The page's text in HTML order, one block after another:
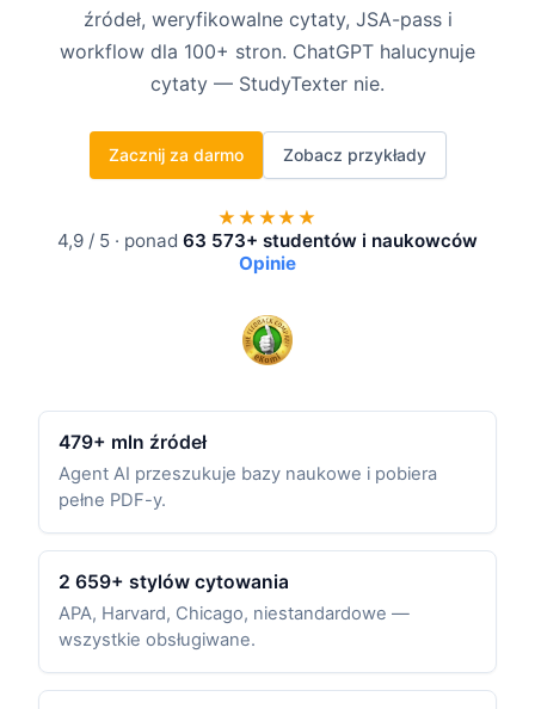
źródeł, weryfikowalne cytaty, JSA-pass i
workflow dla 100+ stron. ChatGPT halucynuje
cytaty — StudyTexter nie.
Zacznij za darmo Zobacz przykłady
★★★★★
4,9 / 5 · ponad 63 573+ studentów i naukowców
Opinie
479+ mln źródeł
Agent AI przeszukuje bazy naukowe i pobiera
pełne PDF-y.
2 659+ stylów cytowania
APA, Harvard, Chicago, niestandardowe —
wszystkie obsługiwane.